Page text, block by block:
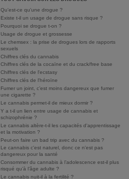
Qu'est-ce qu'une drogue ?
Existe t-il un usage de drogue sans risque ?
Pourquoi se drogue t-on ?
Usage de drogue et grossesse
Le chemsex : la prise de drogues lors de rapports
sexuels
Chiffres clés du cannabis
Chiffres clés de la cocaïne et du crack/free base
Chiffres clés de l'ecstasy
Chiffres clés de l'héroïne
Fumer un joint, c’est moins dangereux que fumer
une cigarette ?
Le cannabis permet-il de mieux dormir ?
Y a t-il un lien entre usage de cannabis et
schizophrénie ?
Le cannabis altère-t-il les capacités d'apprentissage
et la motivation ?
Peut-on faire un bad trip avec du cannabis ?
Le cannabis c'est naturel, donc ce n'est pas
dangereux pour la santé
Consommer du cannabis à l’adolescence est-il plus
risqué qu’à l’âge adulte ?
Le cannabis nuit-il à la fertilité ?